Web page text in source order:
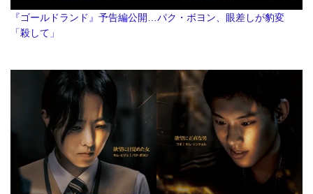
『ゴールドランド』予告編公開…パク・ボヨン、眼差しが豹変
「殺して」